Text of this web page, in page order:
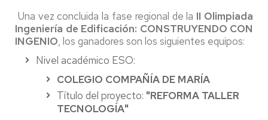
Una vez concluida la fase regional de la II Olimpiada
Ingeniería de Edificación: CONSTRUYENDO CON
INGENIO, los ganadores son los siguientes equipos:
Nivel académico ESO:
COLEGIO COMPAÑÍA DE MARÍA
Título del proyecto: "REFORMA TALLER
TECNOLOGÍA"